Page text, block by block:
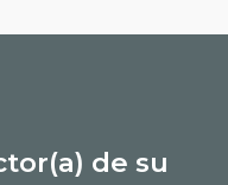
de su